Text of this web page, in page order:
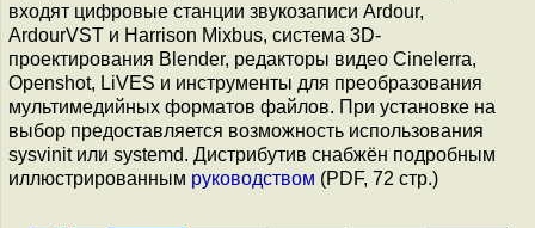
входят цифровые станции звукозаписи Ardour,
ArdourVST и Harrison Mixbus, система 3D-
проектирования Blender, редакторы видео Cinelerra,
Openshot, LiVES и инструменты для преобразования
мультимедийных форматов файлов. При установке на
выбор предоставляется возможность использования
sysvinit или systemd. Дистрибутив снабжён подробным
иллюстрированным руководством (PDF, 72 стр.)